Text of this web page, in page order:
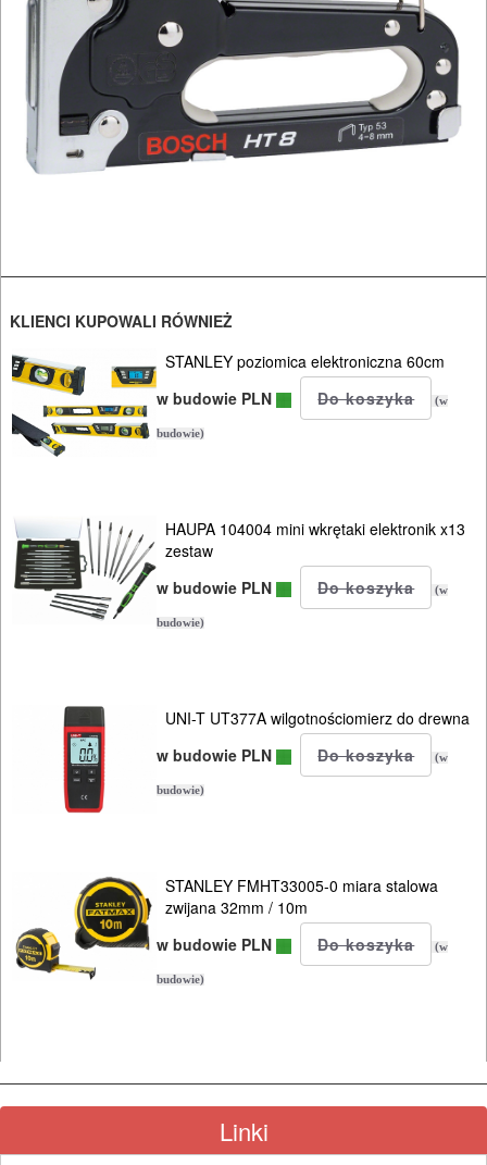
OSPRZĘT
HYDRAULICZNE
NARZĘDZIA
INSTALACYJNE,
PALNIKI
KOMPRESORY
NARZĘDZIA
SPAWALNICTWO
URZĄDZENIA
ROZRUCHOWE
I
OSPRZĘT
AGREGATY
ROBOCZA
BHP
OGRODNICZE
NARZĘDZIA
MYJKI
KLIENCI KUPOWALI RÓWNIEŻ
STANLEY poziomica elektroniczna 60cm
w budowie PLN
(w
budowie)
HAUPA 104004 mini wkrętaki elektronik x13
zestaw
w budowie PLN
(w
budowie)
UNI-T UT377A wilgotnościomierz do drewna
w budowie PLN
(w
budowie)
STANLEY FMHT33005-0 miara stalowa
zwijana 32mm / 10m
w budowie PLN
(w
budowie)
Linki